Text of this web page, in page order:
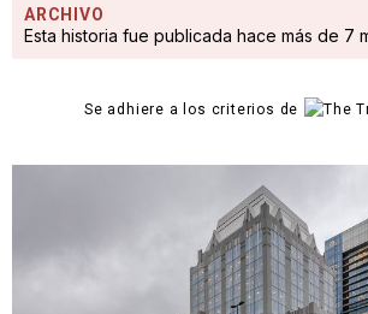
ARCHIVO
Esta historia fue publicada hace más de 7
Se adhiere a los criterios de